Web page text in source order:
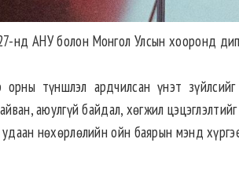
нд АНУ болон Монгол Улсын хооронд
түншлэл ардчилсан үнэт
аюулгүй байдал, хөгжил
нөхөрлөлийн ойн баярын мэнд